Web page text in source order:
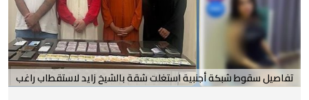
تفاصيل سقوط شبكة أجنبية استغلت شقة بالشيخ زايد لاستقطاب راغب